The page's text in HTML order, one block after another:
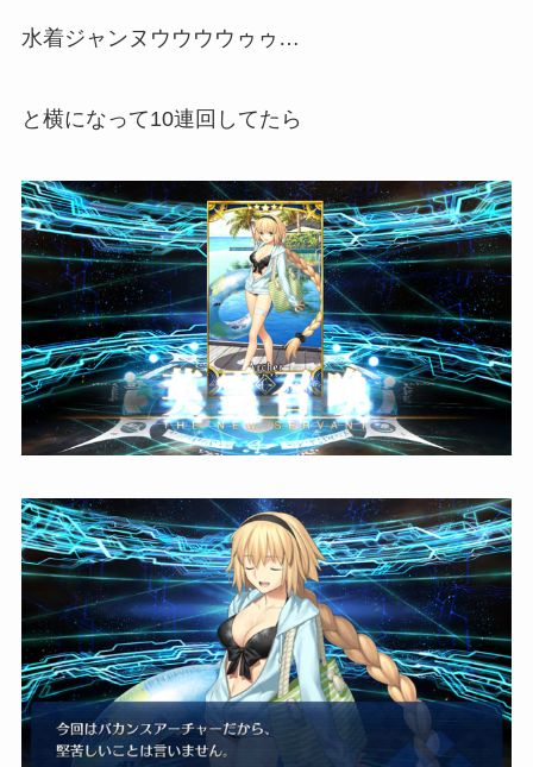
水着ジャンヌウウウウゥゥ…
と横になって10連回してたら